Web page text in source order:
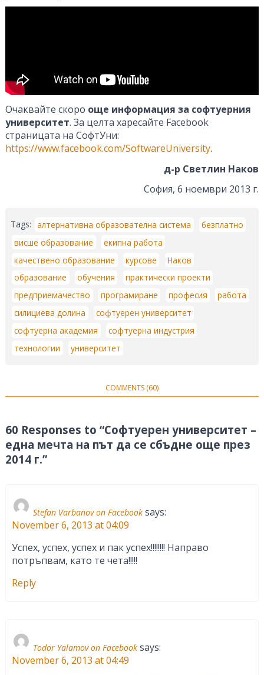
Очаквайте скоро още информация за софтуерния
университет. За целта харесайте Facebook
страницата на СофтУни:
https://www.facebook.com/SoftwareUniversity.
д-р Светлин Наков
София, 6 ноември 2013 г.
Tags: алтернативна образователна система
безплатно
висше образование
екипна работа
качествено образование
курсове
Наков
образование
обучения
практически проекти
предприемачество
програмиране професия
работа
силициева долина
софтуерен университет
софтуерна академия
софтуерна индустрия
технологии
университет
COMMENTS (60)
60 Responses to “Софтуерен университет –
една мечта на път да се сбъдне още през
2014 г.”
Stefan Varbanov on Facebook says:
November 6, 2013 at 04:09
Успех, успех, успех и пак успех!!!!!!!! Направо
потръпвам, като те чета!!!!!
Reply
Todor Yalamov on Facebook says:
November 6, 2013 at 04:49